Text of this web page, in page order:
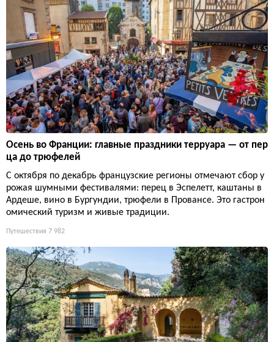
Осень во Франции: главные праздники терруара — от пер
ца до трюфелей
С октября по декабрь французские регионы отмечают сбор у
рожая шумными фестивалями: перец в Эспелетт, каштаны в
Ардеше, вино в Бургундии, трюфели в Провансе. Это гастрон
омический туризм и живые традиции.
Путешествия 7 982